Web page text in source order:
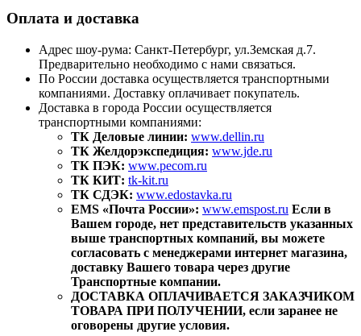
Оплата и доставка
Адрес шоу-рума: Санкт-Петербург, ул.Земская д.7.
Предварительно необходимо с нами связаться.
По России доставка осуществляется транспортными
компаниями. Доставку оплачивает покупатель.
Доставка в города России осуществляется
транспортными компаниями:
ТК Деловые линии: www.dellin.ru
ТК Желдорэкспедиция: www.jde.ru
ТК ПЭК: www.pecom.ru
ТК КИТ: tk-kit.ru
ТК СДЭК: www.edostavka.ru
EMS «Почта России»: www.emspost.ru Если в
Вашем городе, нет представительств указанных
выше транспортных компаний, вы можете
согласовать с менеджерами интернет магазина,
доставку Вашего товара через другие
Транспортные компании.
ДОСТАВКА ОПЛАЧИВАЕТСЯ ЗАКАЗЧИКОМ
ТОВАРА ПРИ ПОЛУЧЕНИИ, если заранее не
оговорены другие условия.